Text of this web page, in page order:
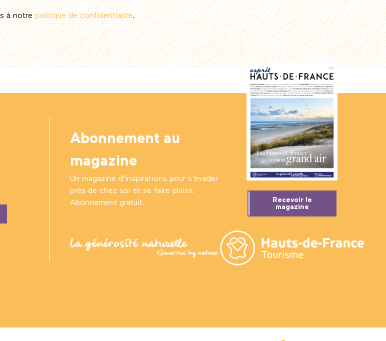
à notrepolitique de confidentialité.
Abonnement au
magazine
Un magazine d’inspirations pour s'évader
près de chez soi et se faire plaisir.
Abonnement gratuit.
Recevoir le
magazine